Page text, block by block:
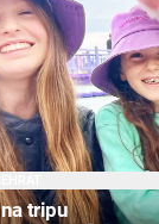
tripu